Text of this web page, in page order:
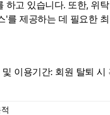
하고 있습니다. 또한, 위
'를 제공하는 데 필요한
이용기간: 회원 탈퇴 시